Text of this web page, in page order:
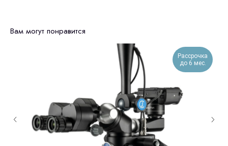
Вам могут понравится
Рассрочка
до 6 мес.